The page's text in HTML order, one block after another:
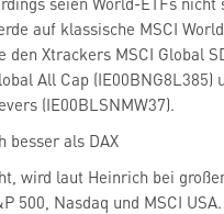
auf klassische MSCI
den Xtrackers MSCI Global
All Cap (IE00BNG8L385)
(IE00BLSNMW37).
besser als DAX
wird laut Heinrich bei
500, Nasdaq und MSCI